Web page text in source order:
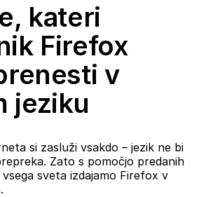
kateri
Firefox
v
jeziku
si zasluži vsakdo – jezik ne bi
Zato s pomočjo predanih
sveta izdajamo Firefox v